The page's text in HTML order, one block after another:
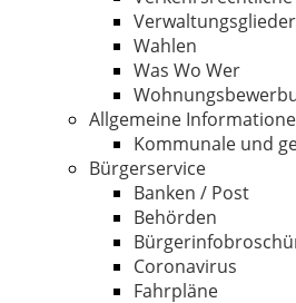
Wahlen
Was Wo Wer
Allgemeine
Kommunale und
Bürgerservice
Banken / Post
Behörden
Coronavirus
Fahrpläne